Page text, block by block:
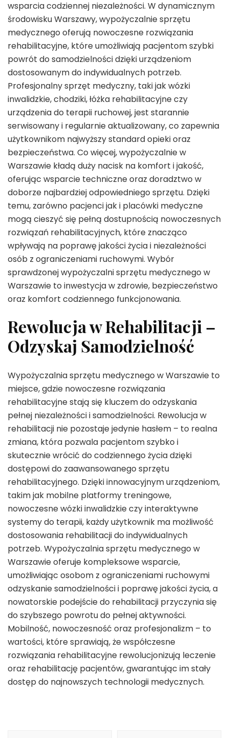
wsparcia codziennej niezależności. W dynamicznym
środowisku Warszawy, wypożyczalnie sprzętu
medycznego oferują nowoczesne rozwiązania
rehabilitacyjne, które umożliwiają pacjentom szybki
powrót do samodzielności dzięki urządzeniom
dostosowanym do indywidualnych potrzeb.
Profesjonalny sprzęt medyczny, taki jak wózki
inwalidzkie, chodziki, łóżka rehabilitacyjne czy
urządzenia do terapii ruchowej, jest starannie
serwisowany i regularnie aktualizowany, co zapewnia
użytkownikom najwyższy standard opieki oraz
bezpieczeństwa. Co więcej, wypożyczalnie w
Warszawie kładą duży nacisk na komfort i jakość,
oferując wsparcie techniczne oraz doradztwo w
doborze najbardziej odpowiedniego sprzętu. Dzięki
temu, zarówno pacjenci jak i placówki medyczne
mogą cieszyć się pełną dostupnością nowoczesnych
rozwiązań rehabilitacyjnych, które znacząco
wpływają na poprawę jakości życia i niezależności
osób z ograniczeniami ruchowymi. Wybór
sprawdzonej wypożyczalni sprzętu medycznego w
Warszawie to inwestycja w zdrowie, bezpieczeństwo
oraz komfort codziennego funkcjonowania.
Rewolucja w Rehabilitacji –
Odzyskaj Samodzielność
Wypożyczalnia sprzętu medycznego w Warszawie to
miejsce, gdzie nowoczesne rozwiązania
rehabilitacyjne stają się kluczem do odzyskania
pełnej niezależności i samodzielności. Rewolucja w
rehabilitacji nie pozostaje jedynie hasłem – to realna
zmiana, która pozwala pacjentom szybko i
skutecznie wrócić do codziennego życia dzięki
dostępowi do zaawansowanego sprzętu
rehabilitacyjnego. Dzięki innowacyjnym urządzeniom,
takim jak mobilne platformy treningowe,
nowoczesne wózki inwalidzkie czy interaktywne
systemy do terapii, każdy użytkownik ma możliwość
dostosowania rehabilitacji do indywidualnych
potrzeb. Wypożyczalnia sprzętu medycznego w
Warszawie oferuje kompleksowe wsparcie,
umożliwiając osobom z ograniczeniami ruchowymi
odzyskanie samodzielności i poprawę jakości życia, a
nowatorskie podejście do rehabilitacji przyczynia się
do szybszego powrotu do pełnej aktywności.
Mobilność, nowoczesność oraz profesjonalizm – to
wartości, które sprawiają, że współczesne
rozwiązania rehabilitacyjne rewolucjonizują leczenie
oraz rehabilitację pacjentów, gwarantując im stały
dostęp do najnowszych technologii medycznych.